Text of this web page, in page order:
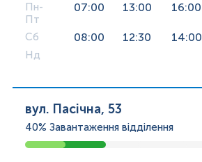
Пн-
Пт
07:00 13:00 16:00
Сб 08:00 12:30 14:00
Нд
вул. Пасічна, 53
40% Завантаження відділення